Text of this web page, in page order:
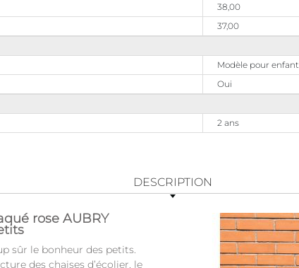
38,00
37,00
Modèle pour enfant
Oui
2 ans
DESCRIPTION
rose AUBRY
sûr le bonheur des petits.
des chaises d’écolier, le